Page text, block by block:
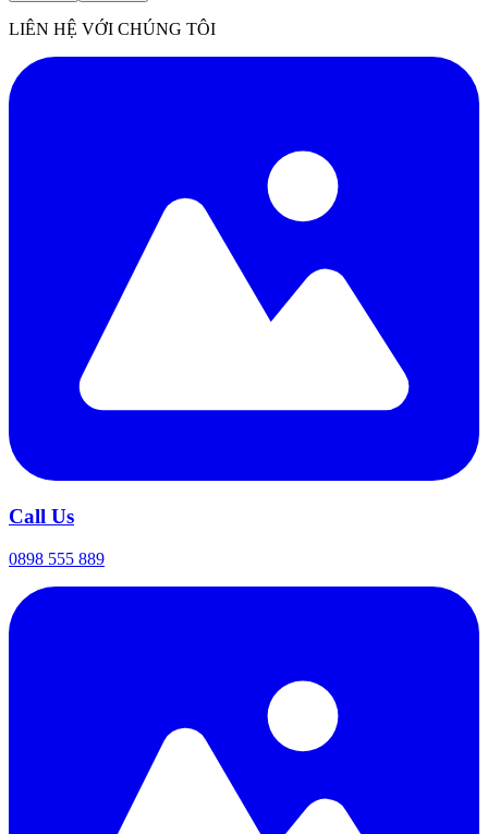
LIÊN HỆ VỚI CHÚNG TÔI
Call Us
0898 555 889